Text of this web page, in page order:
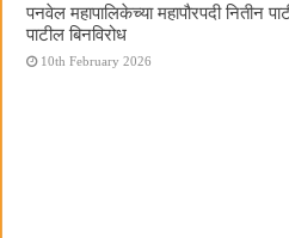
पनवेल महापालिकेच्या महापौरपदी नितीन
पाटील बिनविरोध
10th February 2026